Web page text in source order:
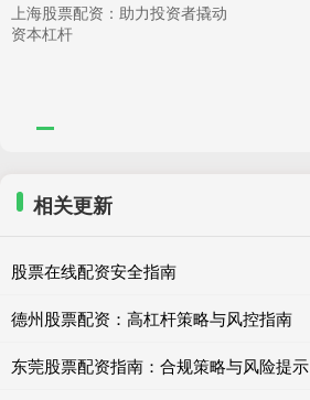
上海股票配资：助力投资者撬动
资本杠杆
相关更新
股票在线配资安全指南
德州股票配资：高杠杆策略与风控指南
东莞股票配资指南：合规策略与风险提示